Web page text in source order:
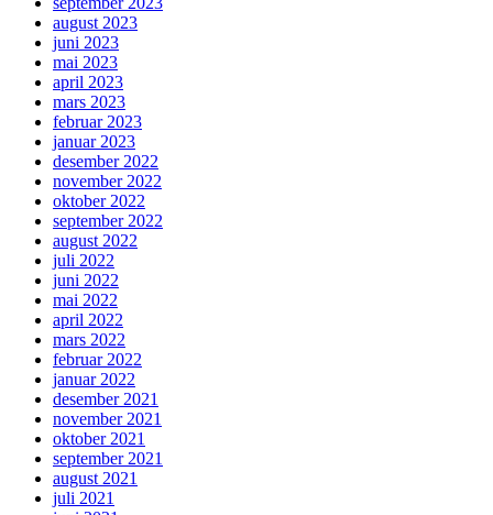
august 2023
juni 2023
mai 2023
april 2023
mars 2023
februar 2023
januar 2023
desember 2022
november 2022
oktober 2022
september 2022
august 2022
juli 2022
juni 2022
mai 2022
april 2022
mars 2022
februar 2022
januar 2022
desember 2021
november 2021
oktober 2021
september 2021
august 2021
juli 2021